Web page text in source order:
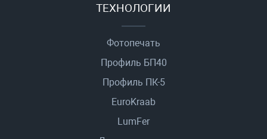
ТЕХНОЛОГИИ
Фотопечать
Профиль БП40
Профиль ПК-5
EuroKraab
LumFer